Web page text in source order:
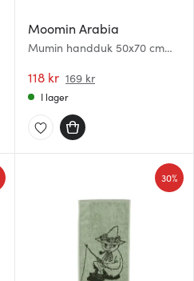
Moomin Arabia
Mumin handduk 50x70 cm
118 kr 169 kr
I lager
30%